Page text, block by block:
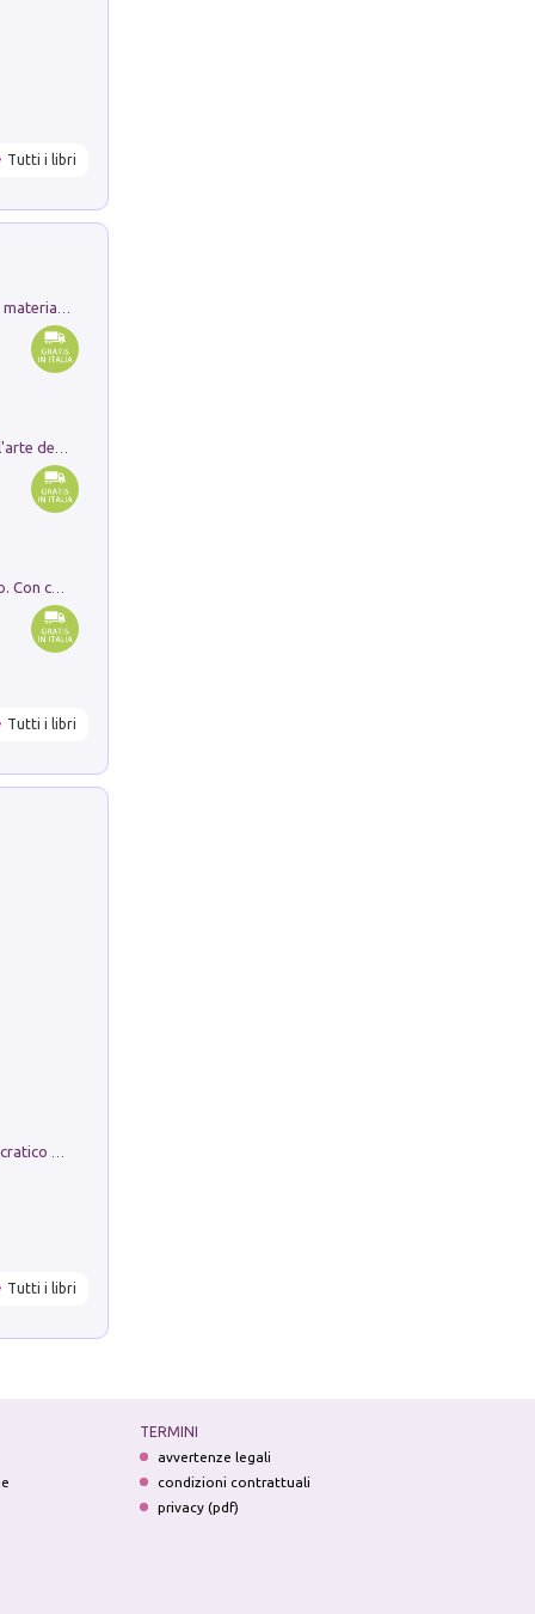
Tutti i libri
Tutti i libri
Tutti i libri
TERMINI
avvertenze legali
condizioni contrattuali
privacy (pdf)